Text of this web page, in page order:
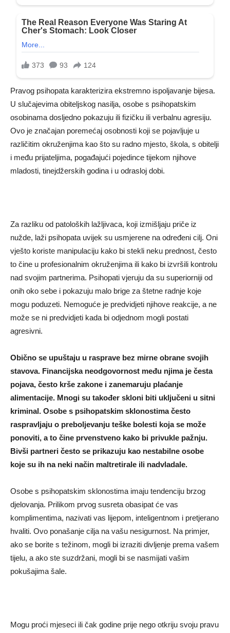
Pravog psihopata karakterizira ekstremno ispoljavanje bijesa.
U slučajevima obiteljskog nasilja, osobe s psihopatskim
osobinama dosljedno pokazuju ili fizičku ili verbalnu agresiju.
Ovo je značajan poremećaj osobnosti koji se pojavljuje u
različitim okruženjima kao što su radno mjesto, škola, s obitelji
i među prijateljima, pogađajući pojedince tijekom njihove
mladosti, tinejdžerskih godina i u odrasloj dobi.
Za razliku od patoloških lažljivaca, koji izmišljaju priče iz
nužde, laži psihopata uvijek su usmjerene na određeni cilj. Oni
vješto koriste manipulaciju kako bi stekli neku prednost, često
to čine u profesionalnim okruženjima ili kako bi izvršili kontrolu
nad svojim partnerima. Psihopati vjeruju da su superiorniji od
onih oko sebe i pokazuju malo brige za štetne radnje koje
mogu poduzeti. Nemoguće je predvidjeti njihove reakcije, a ne
može se ni predvidjeti kada bi odjednom mogli postati
agresivni.
Obično se upuštaju u rasprave bez mirne obrane svojih
stavova. Financijska neodgovornost među njima je česta
pojava, često krše zakone i zanemaruju plaćanje
alimentacije. Mnogi su također skloni biti uključeni u sitni
kriminal. Osobe s psihopatskim sklonostima često
raspravljaju o preboljevanju teške bolesti koja se može
ponoviti, a to čine prvenstveno kako bi privukle pažnju.
Bivši partneri često se prikazuju kao nestabilne osobe
koje su ih na neki način maltretirale ili nadvladale.
Osobe s psihopatskim sklonostima imaju tendenciju brzog
djelovanja. Prilikom prvog susreta obasipat će vas
komplimentima, nazivati ​​vas lijepom, inteligentnom i pretjerano
hvaliti. Ovo ponašanje cilja na vašu nesigurnost. Na primjer,
ako se borite s težinom, mogli bi izraziti divljenje prema vašem
tijelu, a ako ste suzdržani, mogli bi se nasmijati vašim
pokušajima šale.
Mogu proći mjeseci ili čak godine prije nego otkriju svoju pravu